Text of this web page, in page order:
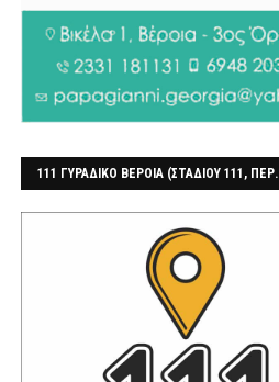
111 ΓΥΡΑΔΙΚΟ ΒΕΡΟΙΑ (ΣΤΑΔΙΟΥ 111, ΠΕΡ.